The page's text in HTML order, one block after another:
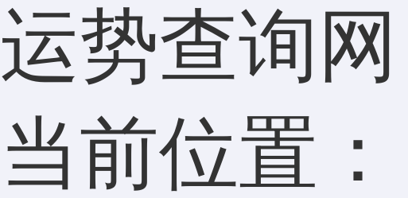
运势查询网
当前位置：